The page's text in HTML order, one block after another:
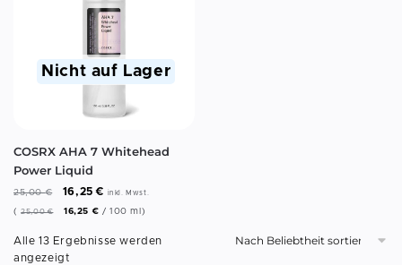
Nicht auf Lager
COSRX AHA 7 Whitehead
Power Liquid
25,00€ 16,25€ inkl. Mwst.
(25,00€ 16,25€ /100 ml )
Alle 13 Ergebnisse werden
angezeigt